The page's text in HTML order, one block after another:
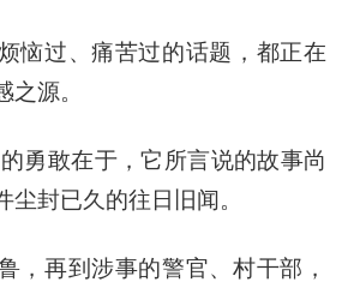
恼过、痛苦过的话题，都正在
源。
勇敢在于，它所言说的故事尚
封已久的往日旧闻。
，再到涉事的警官、村干部，